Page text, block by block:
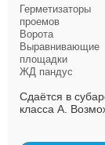
Герметизаторы
проемов
Ворота
Выравнивающие
площадки
ЖД пандус
Сдаётся в
класса А.